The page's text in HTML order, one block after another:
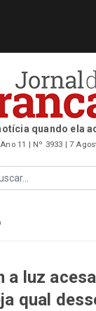
quando ela
Ano 11 | Nº 3933 | 7
a luz
qual